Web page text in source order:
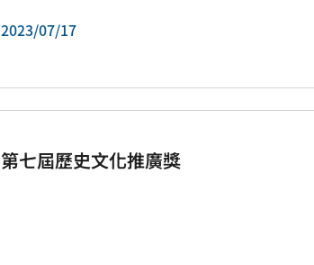
2023/07/17
第七屆歷史文化推廣獎